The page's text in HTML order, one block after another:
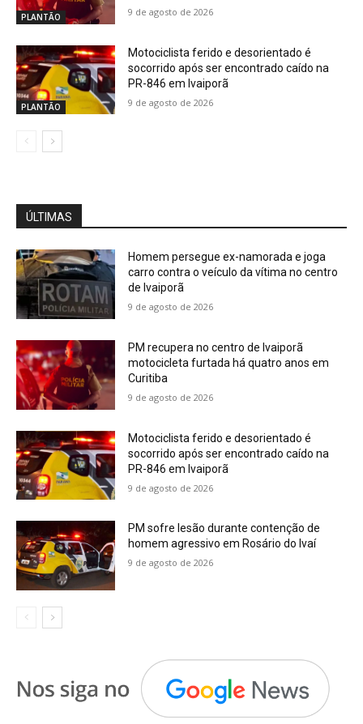
PLANTÃO 9 de agosto de 2026
PLANTÃO
Motociclista ferido e desorientado é
socorrido após ser encontrado caído na
PR-846 em Ivaiporã
9 de agosto de 2026
ÚLTIMAS
Homem persegue ex-namorada e joga
carro contra o veículo da vítima no centro
de Ivaiporã
9 de agosto de 2026
PM recupera no centro de Ivaiporã
motocicleta furtada há quatro anos em
Curitiba
9 de agosto de 2026
Motociclista ferido e desorientado é
socorrido após ser encontrado caído na
PR-846 em Ivaiporã
9 de agosto de 2026
PM sofre lesão durante contenção de
homem agressivo em Rosário do Ivaí
9 de agosto de 2026